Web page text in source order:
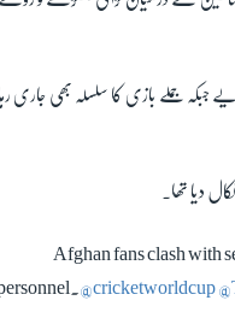
جبکہ جملے بازی کا سلسلہ بھی جاری
دیا تھا۔
Afghan fans clash with
@cricketworldcup